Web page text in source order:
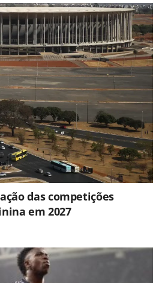
das competições
em 2027